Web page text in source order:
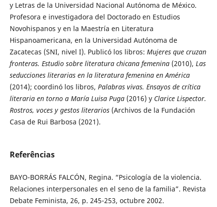
y Letras de la Universidad Nacional Autónoma de México.
Profesora e investigadora del Doctorado en Estudios
Novohispanos y en la Maestría en Literatura
Hispanoamericana, en la Universidad Autónoma de
Zacatecas (SNI, nivel I). Publicó los libros: Mujeres que cruzan
fronteras. Estudio sobre literatura chicana femenina(2010), Las
seducciones literarias en la literatura femenina en América
(2014); coordinó los libros, Palabras vivas. Ensayos de crítica
literaria en torno a María Luisa Puga(2016) y Clarice Lispector.
Rostros, voces y gestos literarios(Archivos de la Fundación
Casa de Rui Barbosa (2021).
Referências
BAYO-BORRÁS FALCÓN, Regina. “Psicología de la violencia.
Relaciones interpersonales en el seno de la familia”. Revista
Debate Feminista, 26, p. 245-253, octubre 2002.